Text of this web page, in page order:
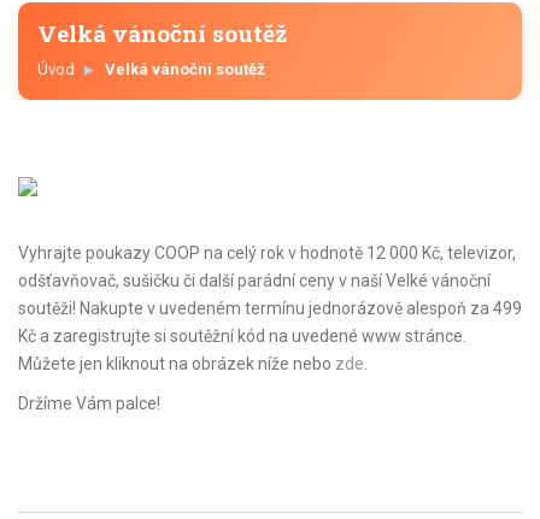
Velká vánoční soutěž
Úvod Velká vánoční soutěž
Vyhrajte poukazy COOP na celý rok v hodnotě 12 000 Kč, televizor,
odšťavňovač, sušičku či další parádní ceny v naší Velké vánoční
soutěži! Nakupte v uvedeném termínu jednorázově alespoň za 499
Kč a zaregistrujte si soutěžní kód na uvedené www stránce.
Můžete jen kliknout na obrázek níže nebo zde
Držíme Vám palce!